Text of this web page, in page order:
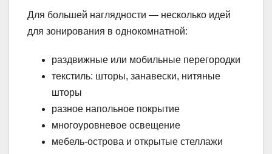
Для большей наглядности — несколько идей
для зонирования в однокомнатной:
раздвижные или мобильные перегородки
текстиль: шторы, занавески, нитяные
шторы
разное напольное покрытие
многоуровневое освещение
мебель-острова и открытые стеллажи